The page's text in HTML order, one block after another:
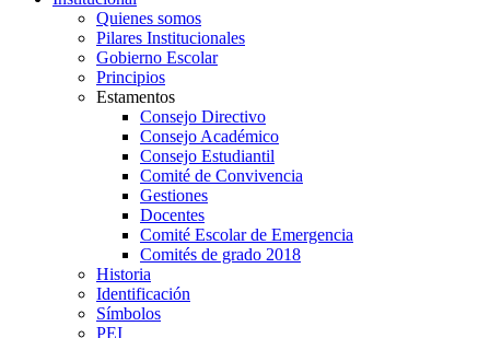
Quienes somos
Pilares Institucionales
Gobierno Escolar
Principios
Estamentos
Consejo Directivo
Consejo Académico
Consejo Estudiantil
Comité de Convivencia
Gestiones
Docentes
Comité Escolar de Emergencia
Comités de grado 2018
Historia
Identificación
Símbolos
PEI